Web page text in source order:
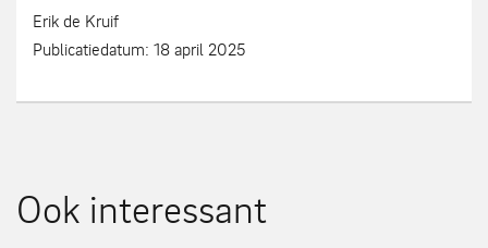
Erik de Kruif
Publicatiedatum: 18 april 2025
Ook interessant